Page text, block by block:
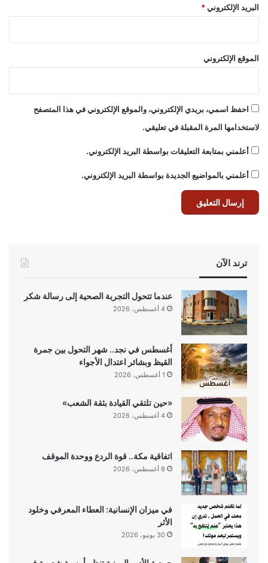
البريد الإلكتروني*
الموقع الإلكتروني
احفظ اسمي، بريدي الإلكتروني، والموقع الإلكتروني في هذا المتصفح
لاستخدامها المرة المقبلة في تعليقي.
أعلمني بمتابعة التعليقات بواسطة البريد الإلكتروني.
أعلمني بالمواضيع الجديدة بواسطة البريد الإلكتروني.
ترند الآن
عندما تتحول التجربة الصحية إلى رسالة شكر
4 أغسطس، 2026
أغسطس في نجد.. شهر التحول بين جمرة
القيظ وبشائر اعتدال الأجواء
1 أغسطس، 2026
«حين تلتقي القيادة بثقة الشعب»
4 أغسطس، 2026
اتفاقية مكة.. قوة الردع ووحدة الموقف
8 أغسطس، 2026
في ميزان الإنسانية: العطاء المعرفي وخلود
الأثر
30 يونيو، 2026